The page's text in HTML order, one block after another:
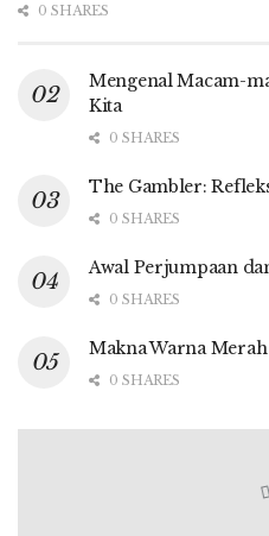
0 SHARES
Mengenal Macam-
Kita
0 SHARES
The Gambler:
0 SHARES
Awal Perjumpaan
0 SHARES
Makna Warna
0 SHARES